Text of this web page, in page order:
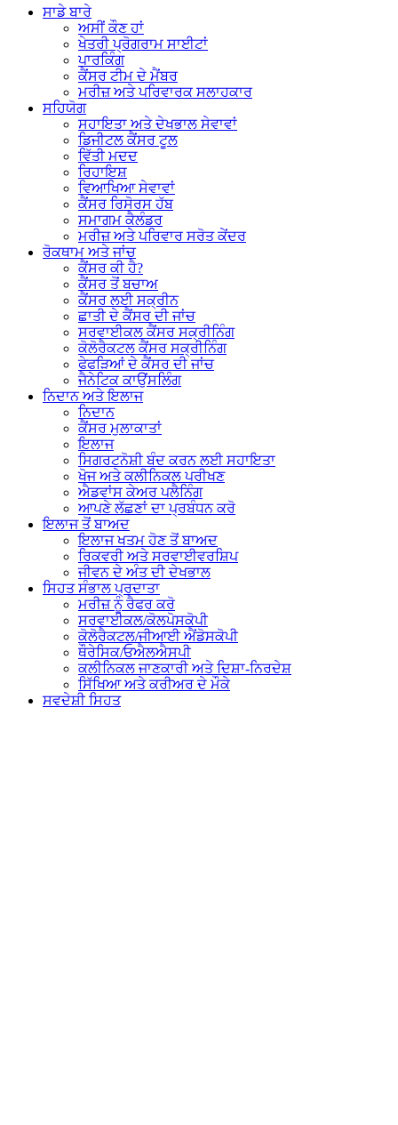
ਸਾਡੇ ਬਾਰੇ
ਅਸੀਂ ਕੌਣ ਹਾਂ
ਖੇਤਰੀ ਪ੍ਰੋਗਰਾਮ ਸਾਈਟਾਂ
ਪਾਰਕਿੰਗ
ਕੈਂਸਰ ਟੀਮ ਦੇ ਮੈਂਬਰ
ਮਰੀਜ਼ ਅਤੇ ਪਰਿਵਾਰਕ ਸਲਾਹਕਾਰ
ਸਹਿਯੋਗ
ਸਹਾਇਤਾ ਅਤੇ ਦੇਖਭਾਲ ਸੇਵਾਵਾਂ
ਡਿਜੀਟਲ ਕੈਂਸਰ ਟੂਲ
ਵਿੱਤੀ ਮਦਦ
ਰਿਹਾਇਸ਼
ਵਿਆਖਿਆ ਸੇਵਾਵਾਂ
ਕੈਂਸਰ ਰਿਸੋਰਸ ਹੱਬ
ਸਮਾਗਮ ਕੈਲੰਡਰ
ਮਰੀਜ਼ ਅਤੇ ਪਰਿਵਾਰ ਸਰੋਤ ਕੇਂਦਰ
ਰੋਕਥਾਮ ਅਤੇ ਜਾਂਚ
ਕੈਂਸਰ ਕੀ ਹੈ?
ਕੈਂਸਰ ਤੋਂ ਬਚਾਅ
ਕੈਂਸਰ ਲਈ ਸਕ੍ਰੀਨ
ਛਾਤੀ ਦੇ ਕੈਂਸਰ ਦੀ ਜਾਂਚ
ਸਰਵਾਈਕਲ ਕੈਂਸਰ ਸਕ੍ਰੀਨਿੰਗ
ਕੋਲੋਰੈਕਟਲ ਕੈਂਸਰ ਸਕ੍ਰੀਨਿੰਗ
ਫੇਫੜਿਆਂ ਦੇ ਕੈਂਸਰ ਦੀ ਜਾਂਚ
ਜੈਨੇਟਿਕ ਕਾਉਂਸਲਿੰਗ
ਨਿਦਾਨ ਅਤੇ ਇਲਾਜ
ਨਿਦਾਨ
ਕੈਂਸਰ ਮੁਲਾਕਾਤਾਂ
ਇਲਾਜ
ਸਿਗਰਟਨੋਸ਼ੀ ਬੰਦ ਕਰਨ ਲਈ ਸਹਾਇਤਾ
ਖੋਜ ਅਤੇ ਕਲੀਨਿਕਲ ਪਰੀਖਣ
ਐਡਵਾਂਸ ਕੇਅਰ ਪਲੈਨਿੰਗ
ਆਪਣੇ ਲੱਛਣਾਂ ਦਾ ਪ੍ਰਬੰਧਨ ਕਰੋ
ਇਲਾਜ ਤੋਂ ਬਾਅਦ
ਇਲਾਜ ਖਤਮ ਹੋਣ ਤੋਂ ਬਾਅਦ
ਰਿਕਵਰੀ ਅਤੇ ਸਰਵਾਈਵਰਸ਼ਿਪ
ਜੀਵਨ ਦੇ ਅੰਤ ਦੀ ਦੇਖਭਾਲ
ਸਿਹਤ ਸੰਭਾਲ ਪ੍ਰਦਾਤਾ
ਮਰੀਜ਼ ਨੂੰ ਰੈਫਰ ਕਰੋ
ਸਰਵਾਈਕਲ/ਕੋਲਪੋਸਕੋਪੀ
ਕੋਲੋਰੈਕਟਲ/ਜੀਆਈ ਐਂਡੋਸਕੋਪੀ
ਥੌਰੇਸਿਕ/ਓਐਲਐਸਪੀ
ਕਲੀਨਿਕਲ ਜਾਣਕਾਰੀ ਅਤੇ ਦਿਸ਼ਾ-ਨਿਰਦੇਸ਼
ਸਿੱਖਿਆ ਅਤੇ ਕਰੀਅਰ ਦੇ ਮੌਕੇ
ਸਵਦੇਸ਼ੀ ਸਿਹਤ